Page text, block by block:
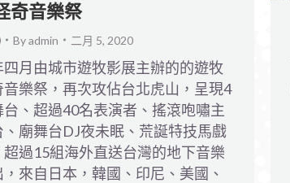
奇音樂祭
Byadmin 二月 5, 2020
四月由城市遊牧影展主辦的的遊牧
音樂祭，再次攻佔台北虎山，呈現4
台、超過40名表演者、搖滾咆嘯主
、廟舞台DJ夜未眠、荒誕特技馬戲
超過15組海外直送台灣的地下音樂
，來自日本，韓國、印尼、美國、